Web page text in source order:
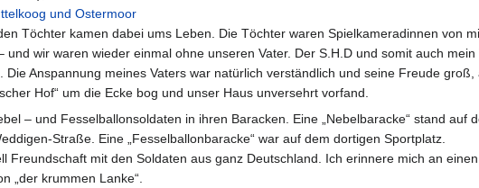
und Ostermoor
Töchter kamen dabei ums Leben. Die Töchter waren Spielkameradinnen von
und wir waren wieder einmal ohne unseren Vater. Der S.H.D und somit auch
Die Anspannung meines Vaters war natürlich verständlich und seine Freude
Hof“ um die Ecke bog und unser Haus unversehrt vorfand.
– und Fesselballonsoldaten in ihren Baracken. Eine „Nebelbaracke“ stand auf
Straße. Eine „Fesselballonbaracke“ war auf dem dortigen Sportplatz.
Freundschaft mit den Soldaten aus ganz Deutschland. Ich erinnere mich an
„der krummen Lanke“.